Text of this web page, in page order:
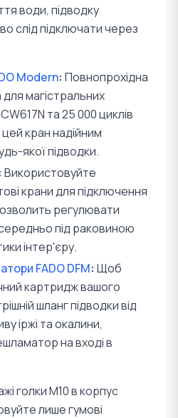
води, підводку
слід підключати через
Modern: Повнопрохідна
магістральних
та 25 000 циклів
кран надійним
якої підводки.
: Використовуйте
крани для підключення
регулювати
під раковиною
інтер'єру.
FADO DFM: Щоб
картридж вашого
шланг підводки від
іржі та окалини,
на вході в
голки M10 в корпус
лише гумові